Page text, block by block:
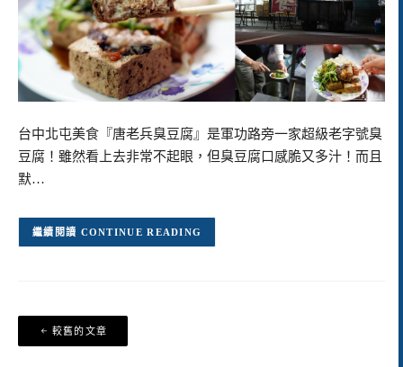
台中北屯美食『唐老兵臭豆腐』是軍功路旁一家超級老字號臭
豆腐！雖然看上去非常不起眼，但臭豆腐口感脆又多汁！而且
默…
CONTINUE READING
文
章
較舊的文章